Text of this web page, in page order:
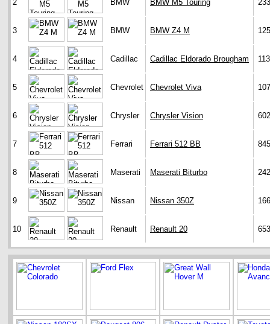
2 BMW BMW M5 Touring
3 BMW BMW Z4 M
4 Cadillac Cadillac Eldorado Brougham
5 Chevrolet Chevrolet Viva
6 Chrysler Chrysler Vision
7 Ferrari Ferrari 512 BB
8 Maserati Maserati Biturbo
9 Nissan Nissan 350Z
10 Renault Renault 20